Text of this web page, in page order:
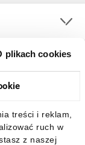
plikach cookies
treści i reklam,
ruch w
z naszej